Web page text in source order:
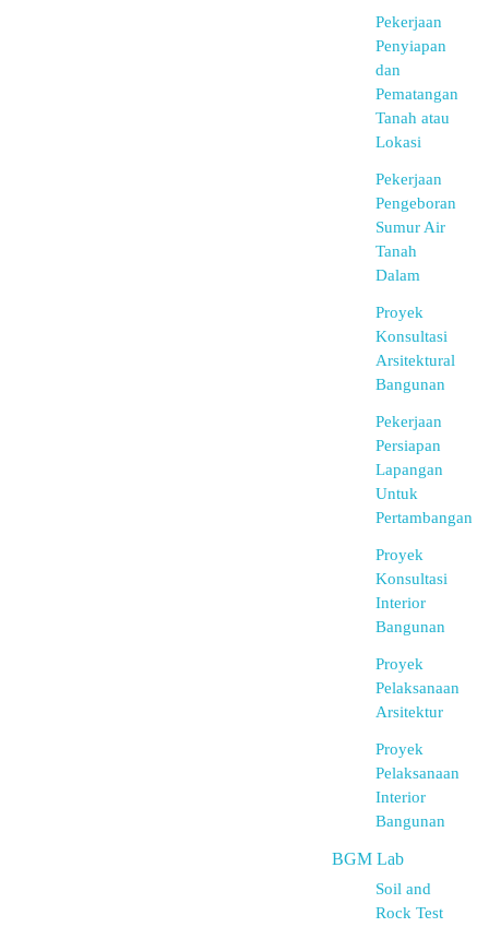
Pekerjaan
Penyiapan
dan
Pematangan
Tanah atau
Lokasi
Pekerjaan
Pengeboran
Sumur Air
Tanah
Dalam
Proyek
Konsultasi
Arsitektural
Bangunan
Pekerjaan
Persiapan
Lapangan
Untuk
Pertambangan
Proyek
Konsultasi
Interior
Bangunan
Proyek
Pelaksanaan
Arsitektur
Proyek
Pelaksanaan
Interior
Bangunan
BGM Lab
Soil and
Rock Test